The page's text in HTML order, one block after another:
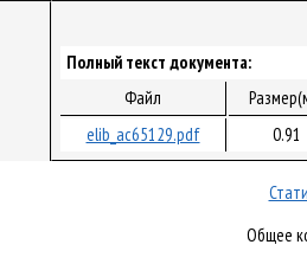
Полный текст документа:
Файл
elib_ac65129.pdf
0.91
Общее